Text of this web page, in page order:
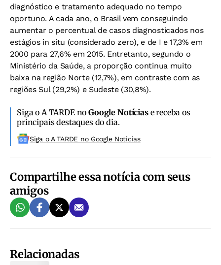
diagnóstico e tratamento adequado no tempo
oportuno. A cada ano, o Brasil vem conseguindo
aumentar o percentual de casos diagnosticados nos
estágios in situ (considerado zero), e de I e 17,3% em
2000 para 27,6% em 2015. Entretanto, segundo o
Ministério da Saúde, a proporção continua muito
baixa na região Norte (12,7%), em contraste com as
regiões Sul (29,2%) e Sudeste (30,8%).
Siga o A TARDE noGoogle Notíciase receba os
principais destaques do dia.
Siga o A TARDE no Google Noticias
Compartilhe essa notícia com seus
amigos
Relacionadas